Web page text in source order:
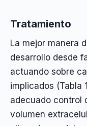
Tratamiento
La mejor manera
desarrollo desde
actuando sobre
implicados (Tabla
adecuado control
volumen